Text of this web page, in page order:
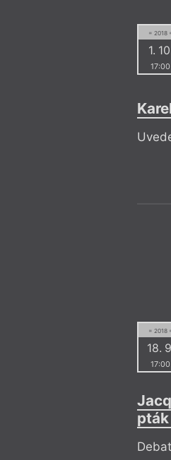
= 2018
1.
17:00
= 2018
18.
17:00